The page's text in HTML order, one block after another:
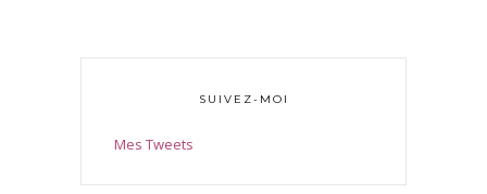
SUIVEZ-MOI
Mes Tweets